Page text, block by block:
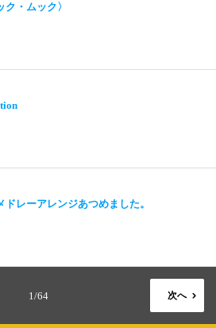
・ムック〉
ドレーアレンジあつめました。
1/64 次へ